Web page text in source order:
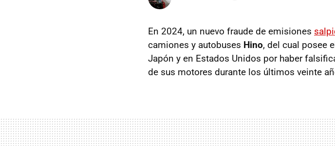
En 2024, un nuevo fraude de emisiones
camiones y autobuses Hino, del cual posee
Japón y en Estados Unidos por haber
de sus motores durante los últimos veinte